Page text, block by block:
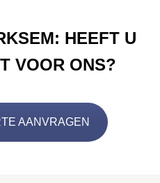
HEEFT U
VOOR ONS?
AANVRAGEN